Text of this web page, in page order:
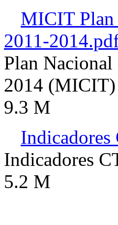
MICIT Plan
2011-
Plan
2014 (MICIT)
9.3 M
Indicadores
5.2 M